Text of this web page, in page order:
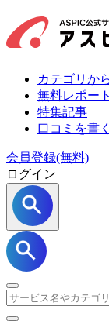
カテゴリか
無料レポート
特集記事
口コミを書く
会員登録(無料)
ログイン